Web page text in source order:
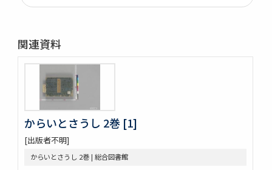
梅暦餘興春色辰巳園 4編12巻
竒品家雅見 3巻附録1巻
好色一代女 6巻
新うす雪物語 5巻
新撰卅六貝倭謌
好色春画本目録
禮書 150巻 (存9巻)
塵劫記 3巻 (存1巻)
東海道綱目分間之圖 5巻
関連資料
からいとさうし 2巻 [1]
[出版者不明]
からいとさうし 2巻 | 総合図書館